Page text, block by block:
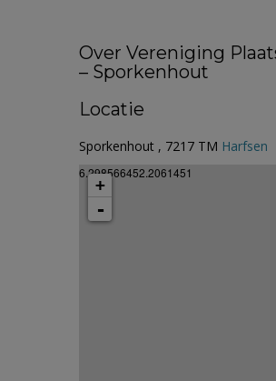
Over Vereniging
– Sporkenhout
Locatie
Sporkenhout , 7217 TM Harfsen
6.298566452.2061451
+
-